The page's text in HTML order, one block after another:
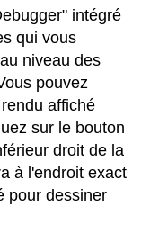
intégré
qui vous
niveau des
pouvez
affiché
sur le bouton
droit de la
à l'endroit exact
pour dessiner